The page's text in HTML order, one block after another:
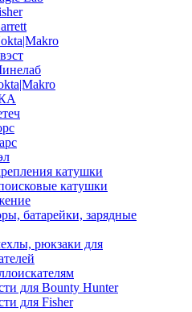
катушки
катушки
батарейки, зарядные
рюкзаки для
для Bounty Hunter
для Fisher